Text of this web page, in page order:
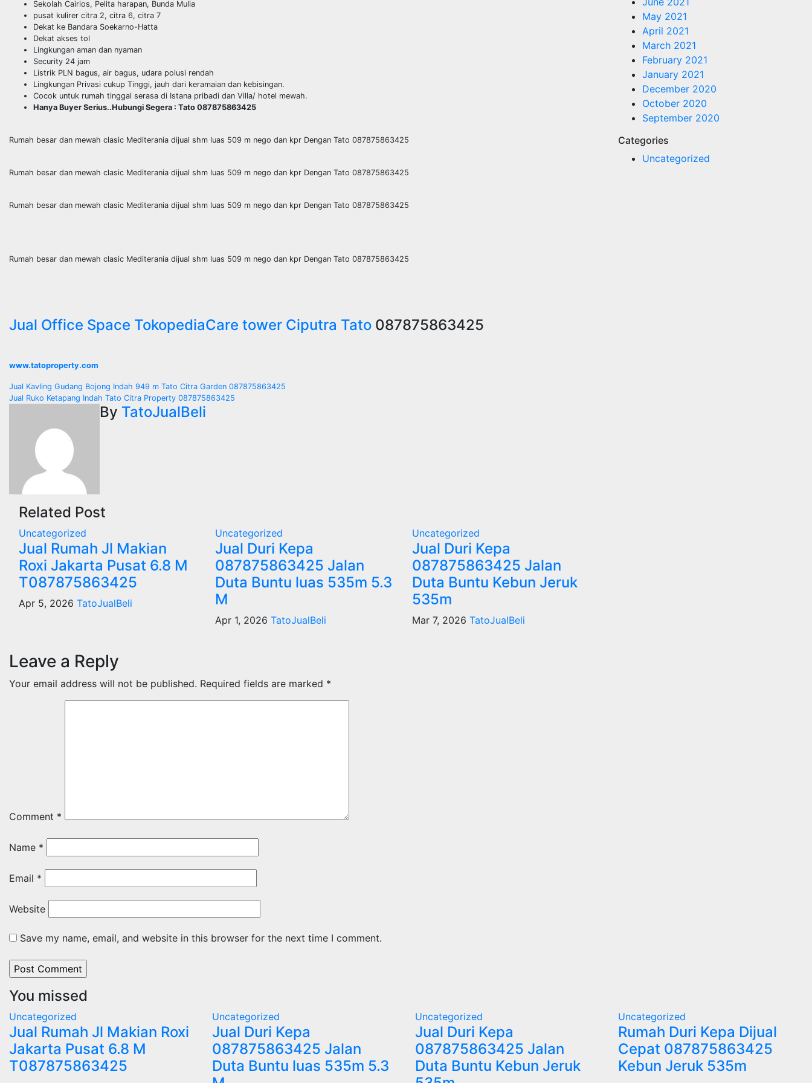
Sekolah Cairios, Pelita harapan, Bunda Mulia
pusat kulirer citra 2, citra 6, citra 7
Dekat ke Bandara Soekarno-Hatta
Dekat akses tol
Lingkungan aman dan nyaman
Security 24 jam
Listrik PLN bagus, air bagus, udara polusi rendah
Lingkungan Privasi cukup Tinggi, jauh dari keramaian dan kebisingan.
Cocok untuk rumah tinggal serasa di Istana pribadi dan Villa/ hotel mewah.
Hanya Buyer Serius..Hubungi Segera : Tato 087875863425
Rumah besar dan mewah clasic Mediterania dijual shm luas 509 m nego dan kpr Dengan Tato 087875863425
Rumah besar dan mewah clasic Mediterania dijual shm luas 509 m nego dan kpr Dengan Tato 087875863425
Rumah besar dan mewah clasic Mediterania dijual shm luas 509 m nego dan kpr Dengan Tato 087875863425
Rumah besar dan mewah clasic Mediterania dijual shm luas 509 m nego dan kpr Dengan Tato 087875863425
Jual Office Space TokopediaCare tower Ciputra Tato 087875863425
www.tatoproperty.com
Post
navigation
Jual Kavling Gudang Bojong Indah 949 m Tato Citra Garden 087875863425
Jual Ruko Ketapang Indah Tato Citra Property 087875863425
By TatoJualBeli
Related Post
Uncategorized
Jual Rumah Jl Makian
Roxi Jakarta Pusat 6.8 M
T087875863425
Apr 5, 2026 TatoJualBeli
Uncategorized
Jual Duri Kepa
087875863425 Jalan
Duta Buntu luas 535m 5.3
M
Apr 1, 2026 TatoJualBeli
Uncategorized
Jual Duri Kepa
087875863425 Jalan
Duta Buntu Kebun Jeruk
535m
Mar 7, 2026 TatoJualBeli
Leave a Reply
Your email address will not be published. Required fields are marked *
Comment *
Name *
Email *
Website
Save my name, email, and website in this browser for the next time I comment.
May 2021
April 2021
March 2021
February 2021
January 2021
December 2020
October 2020
September 2020
Categories
Uncategorized
You missed
Uncategorized
Jual Rumah Jl Makian Roxi
Jakarta Pusat 6.8 M
T087875863425
Uncategorized
Jual Duri Kepa
087875863425 Jalan
Duta Buntu luas 535m 5.3
Uncategorized
Jual Duri Kepa
087875863425 Jalan
Duta Buntu Kebun Jeruk
Uncategorized
Rumah Duri Kepa Dijual
Cepat 087875863425
Kebun Jeruk 535m